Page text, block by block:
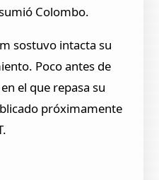
Colombo.
sostuvo intacta su
Poco antes de
el que repasa su
próximamente